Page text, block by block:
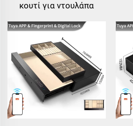
κουτί για ντουλάπα